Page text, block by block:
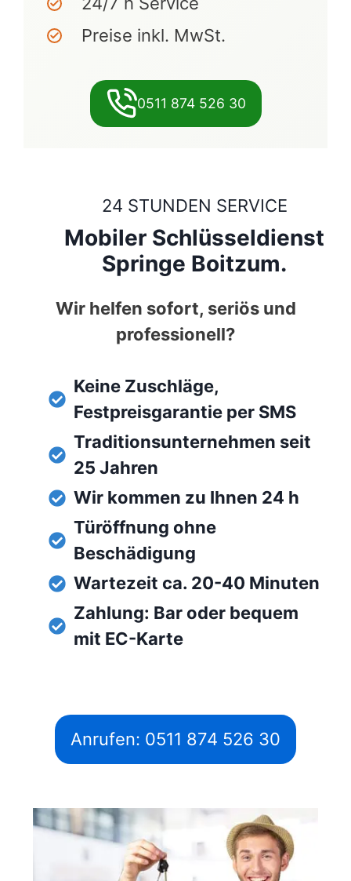
Preise inkl. MwSt.
0511 874 526 30
24 STUNDEN SERVICE
Mobiler Schlüsseldienst
Springe Boitzum.
Wir helfen sofort, seriös und
professionell?
Keine Zuschläge,
Festpreisgarantie per SMS
Traditionsunternehmen seit
25 Jahren
Wir kommen zu Ihnen 24 h
Türöffnung ohne
Beschädigung
Wartezeit ca. 20-40 Minuten
Zahlung: Bar oder bequem
mit EC-Karte
Anrufen: 0511 874 526 30